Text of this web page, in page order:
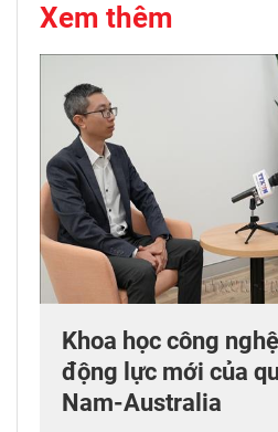
Xem thêm
Khoa học công
động lực mới của
Nam-Australia